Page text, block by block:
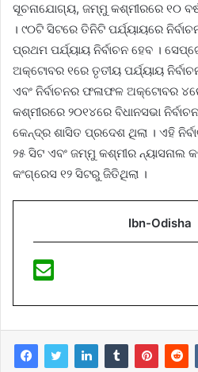
ସୂଚନାଯୋଗ୍ୟ, ଜମ୍ମୁ କଶ୍ମୀରରେ ୧୦ ବର୍ଷ
। ୯୦ଟି ସିଟରେ ତିନିଟି ପର୍ଯ୍ୟାୟରେ
ପ୍ରଥମ ପର୍ଯ୍ୟାୟ ନିର୍ବାଚନ ହେବ ।
ଅକ୍ଟୋବର ୧ରେ ତୃତୀୟ ପର୍ଯ୍ୟାୟ
ଏବଂ ନିର୍ବାଚନର ଫଳାଫଳ ଅକ୍ଟୋବର
କଶ୍ମୀରରେ ୨୦୧୪ରେ ବିଧାନସଭା
କେନ୍ଦ୍ର ଶାସିତ ପ୍ରଦେଶ ଥିଲା । ଏହି
୨୫ ସିଟ ଏବଂ ଜମ୍ମୁ କଶ୍ମୀର ନ୍ୟାସନାଲ
କଂଗ୍ରେସ ୧୨ ସିଟରୁ ଜିତିଥିଲା ।
Ibn-Odisha